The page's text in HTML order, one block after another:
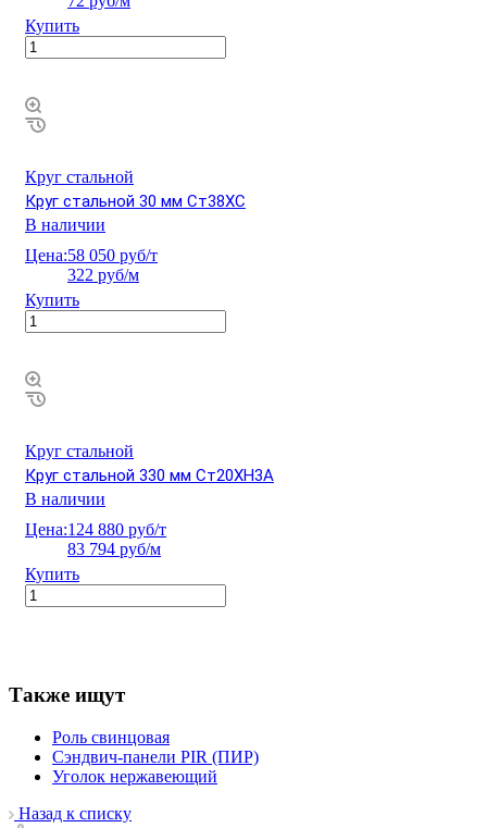
Купить
Круг стальной
Круг стальной 30 мм Ст38ХС
В наличии
Цена:58 050 руб/т
322 руб/м
Купить
Круг стальной
Круг стальной 330 мм Ст20ХН3А
В наличии
Цена:124 880 руб/т
83 794 руб/м
Купить
Также ищут
Роль свинцовая
Сэндвич-панели PIR (ПИР)
Уголок нержавеющий
Назад к списку